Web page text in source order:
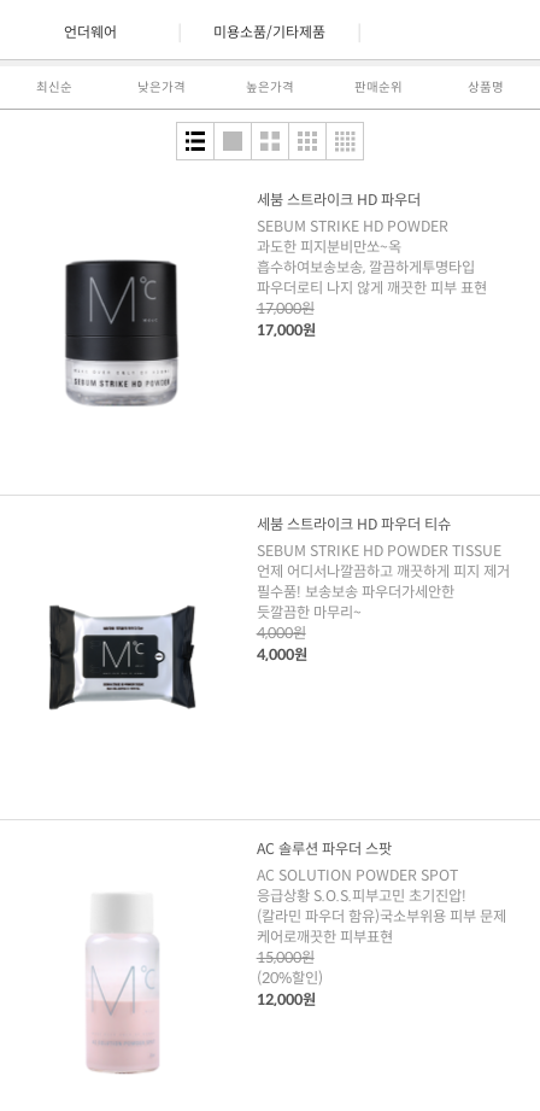
언더웨어 미용소품/기타제품
최신순 낮은가격 높은가격 판매순위 상품명
세붐 스트라이크 HD 파우더
SEBUM STRIKE HD POWDER
과도한 피지분비만쏘~옥
흡수하여보송보송, 깔끔하게투명타입
파우더로티 나지 않게 깨끗한 피부 표현
17,000원
17,000원
세붐 스트라이크 HD 파우더 티슈
SEBUM STRIKE HD POWDER TISSUE
언제 어디서나깔끔하고 깨끗하게 피지 제거
필수품! 보송보송 파우더가세안한
듯깔끔한 마무리~
4,000원
4,000원
AC 솔루션 파우더 스팟
AC SOLUTION POWDER SPOT
응급상황 S.O.S.피부고민 초기진압!
(칼라민 파우더 함유)국소부위용 피부 문제
케어로깨끗한 피부표현
15,000원
(20%할인)
12,000원